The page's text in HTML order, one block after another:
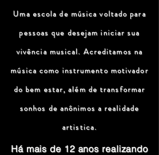
Uma escola de música voltado para
pessoas que desejam iniciar sua
vivência musical. Acreditamos na
música como instrumento motivador
do bem estar, além de transformar
sonhos de anônimos a realidade
artistica.
Há mais de 12 anos realizando